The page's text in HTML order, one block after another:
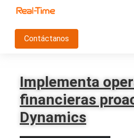
Contáctanos
Implementa
financieras
Dynamics